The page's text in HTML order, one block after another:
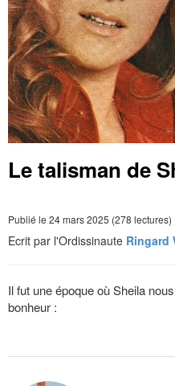
Le talisman de
Publié le 24 mars 2025 (278 lectures)
Ecrit par l'Ordissinaute Ringard
Il fut une époque où Sheila
bonheur :